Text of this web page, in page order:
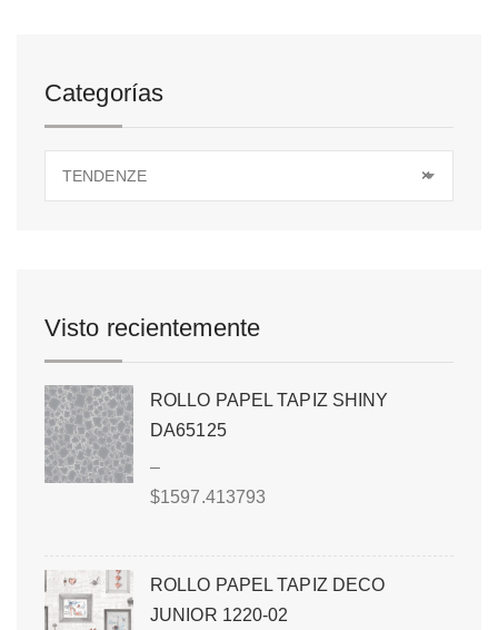
Categorías
×
TENDENZE
Visto recientemente
ROLLO PAPEL TAPIZ SHINY
DA65125
–
$1597.413793
ROLLO PAPEL TAPIZ DECO
JUNIOR 1220-02